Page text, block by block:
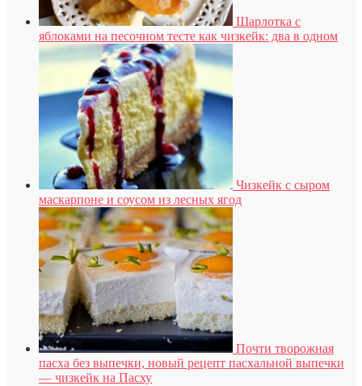
Шарлотка с
яблоками на песочном тесте как чизкейк: два в одном
Чизкейк с сыром
маскарпоне и соусом из лесных ягод
Почти творожная
пасха без выпечки, новый рецепт пасхальной выпечки
— чизкейк на Пасху